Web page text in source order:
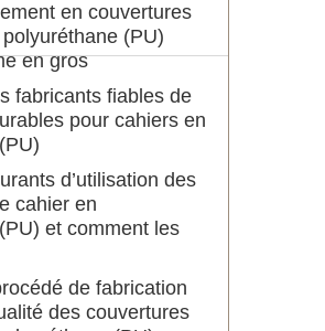
en couvertures
(PU)
en gros
fabricants fiables de
pour cahiers en
d’utilisation des
cahier en
et comment les
de fabrication
des couvertures